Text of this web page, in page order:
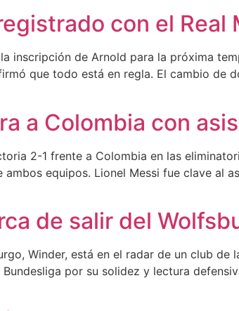
con el Real
inscripción de Arnold para la próxima
que todo está en regla. El cambio de
a Colombia con
2-1 frente a Colombia en las
equipos. Lionel Messi fue clave al
de salir del
Winder, está en el radar de un club
por su solidez y lectura